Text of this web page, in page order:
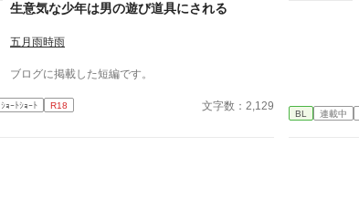
生意気な少年は男の遊び道具にされる
五月雨時雨
ブログに掲載した短編です。
ｼｮｰﾄｼｮｰﾄ R18 文字数：2,129
BL 連載中